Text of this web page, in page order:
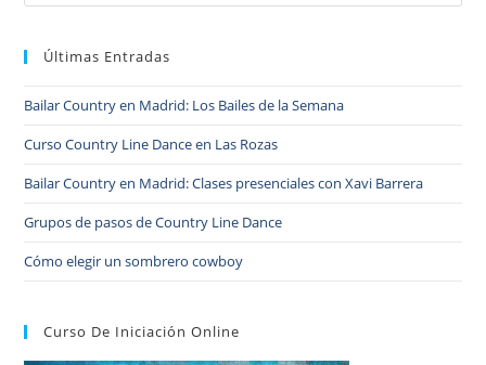
Últimas Entradas
Bailar Country en Madrid: Los Bailes de la Semana
Curso Country Line Dance en Las Rozas
Bailar Country en Madrid: Clases presenciales con Xavi Barrera
Grupos de pasos de Country Line Dance
Cómo elegir un sombrero cowboy
Curso De Iniciación Online